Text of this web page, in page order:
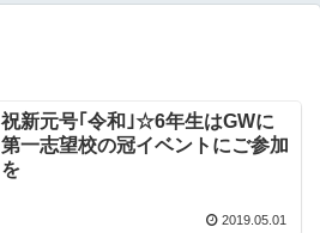
祝新元号｢令和｣☆6年生はGWに
第一志望校の冠イベントにご参加
を
2019.05.01